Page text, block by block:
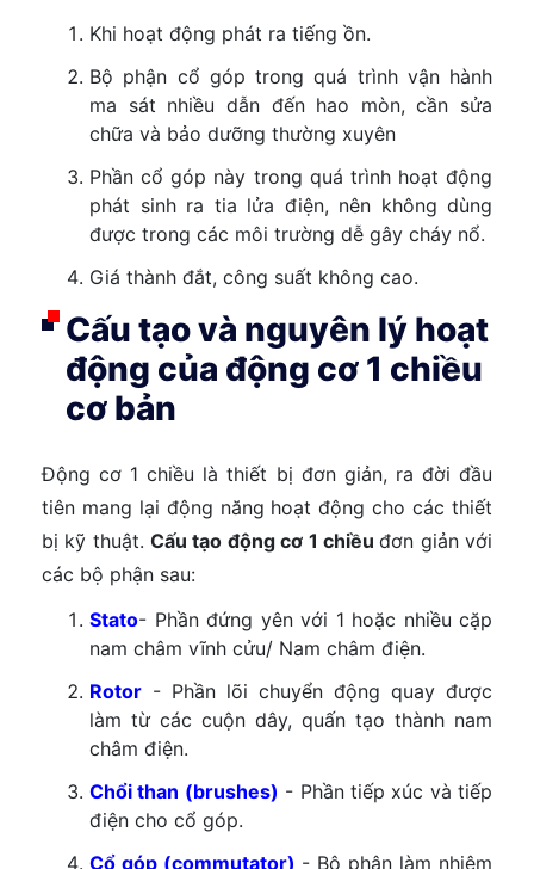
Khi hoạt động phát ra tiếng ồn.
Bộ phận cổ góp trong quá trình vận hành
ma sát nhiều dẫn đến hao mòn, cần sửa
chữa và bảo dưỡng thường xuyên
Phần cổ góp này trong quá trình hoạt động
phát sinh ra tia lửa điện, nên không dùng
được trong các môi trường dễ gây cháy nổ.
Giá thành đắt, công suất không cao.
Cấu tạo và nguyên lý hoạt
động của động cơ 1 chiều
cơ bản
Động cơ 1 chiều là thiết bị đơn giản, ra đời đầu
tiên mang lại động năng hoạt động cho các thiết
bị kỹ thuật.Cấu tạo động cơ 1 chiềuđơn giản với
các bộ phận sau:
Stato- Phần đứng yên với 1 hoặc nhiều cặp
nam châm vĩnh cửu/ Nam châm điện.
Rotor - Phần lõi chuyển động quay được
làm từ các cuộn dây, quấn tạo thành nam
châm điện.
Chổi than (brushes) - Phần tiếp xúc và tiếp
điện cho cổ góp.
Cổ góp (commutator) - Bộ phận làm nhiệm